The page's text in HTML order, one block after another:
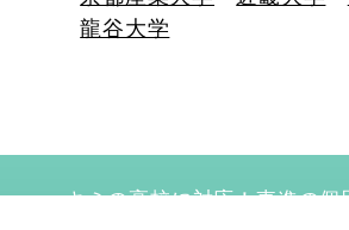
龍谷大学
キミの高校に対応！東進の個